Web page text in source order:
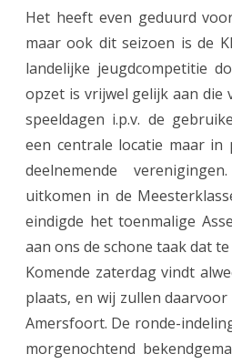
S
h
a
a
c
l
u
A
Het heeft even geduurd
maar ook dit seizoen is de
landelijke jeugdcompetitie
opzet is vrijwel gelijk aan die
speeldagen i.p.v. de
een centrale locatie maar in
deelnemende
uitkomen in de
eindigde het toenmalige
aan ons de schone taak dat
Komende zaterdag vindt
plaats, en wij zullen
Amersfoort. De ronde-
morgenochtend